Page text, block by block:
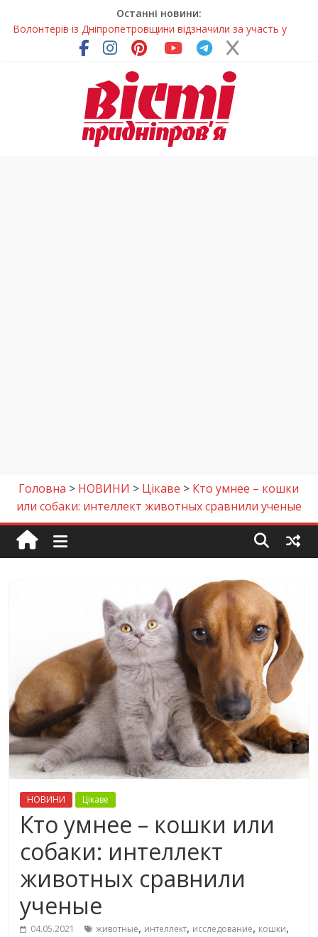
Останні новини:
Волонтерів із Дніпропетровщини відзначили за участь у
гуманітарних місіях
Дніпровський цирк отримав міжнародне визнання
Для школярів Дніпропетровщини стане доступним
безкоштовне гаряче харчування
Дніпрянка стала однією з найкращих юних кінологів світу
Як обрати розмір крафтового стакана під ваш напій?
Головна > НОВИНИ > Цікаве > Кто умнее – кошки
или собаки: интеллект животных сравнили ученые
НОВИНИ Цікаве
Кто умнее – кошки или
собаки: интеллект
животных сравнили
ученые
04.05.2021 животные, интеллект, исследование, кошки,